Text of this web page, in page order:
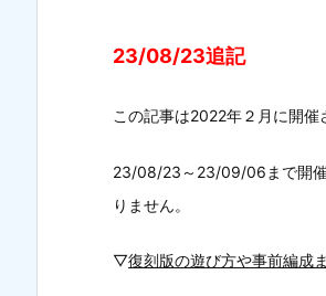
23/08/23追記
この記事は2022年２月に開催
23/08/23～23/09/06まで開
りません。
▽復刻版の遊び方や事前編成